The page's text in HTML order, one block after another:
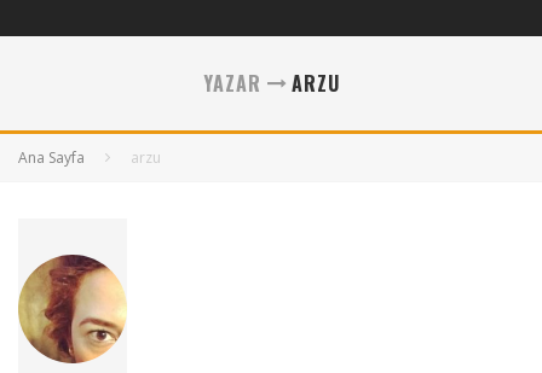
YAZAR ARZU
Ana Sayfa arzu